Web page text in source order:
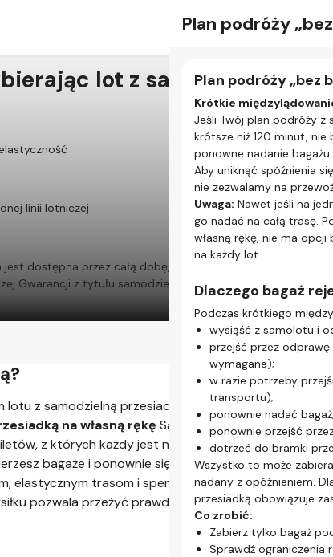
lot z samodzielną
linii lotniczej
dostępna przez całą dobę, jeśli chcesz zmienić
Gwarancji z tytułu samodzielnej przesiadki.
z samodzielną przesiadką
Odkryj sztuczkę
na własną rękę Samodzielna przesiadka
z których każdy jest niezależny od
bagaże i ponownie się odprawisz. Może się
elastycznym trasom i spersonalizowanym
pozwala przeżyć prawdziwą przygodę.
Osobne odprawy
Odprawa na
W przypadku rezerwacji
oznacza, że linie lotnicze
na każdy lot.
Co oznacza
podróży?
Jeden lot = jedna
Jeśli masz trzy loty,
odcinek podróży z
Każda linia lotnicza
Godziny odprawy,
sprawdzaj zasady
Metody odprawy
Niektóre linie lotnicze
wizyty na stanowisku
Dlaczego
samodzielną
Omiń kolejki.
Podróżujesz tylko z
Bądź o krok do
Masz już kartę
bezpieczeństwa i
Wybierz miejsce.
Wiele linii lotniczych
samodzielną
Plan podróży
Plan podróży „bez
Krótkie
Jeśli Twój plan podróży z
krótsze niż 120 minut,
ponowne nadanie
Aby uniknąć spóźnienia
nie zezwalamy na
Uwaga: Nawet jeśli na
go nadać na całą trasę.
własną rękę, nie ma
na każdy lot.
Dlaczego bagaż
Podczas krótkiego
wysiąść z samolotu i
przejść przez
wymagane);
w razie potrzeby
transportu);
ponownie nadać bagaż;
ponownie przejść
dotrzeć do bramki
Wszystko to może
nadany z opóźnieniem.
przesiadką obowiązuje
Co zrobić:
Zabierz tylko bagaż
Sprawdź ograniczenia